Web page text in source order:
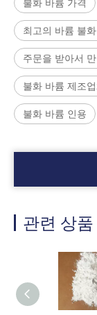
최고의 바륨 불
주문을 받아서
불화 바륨 제조
불화 바륨 인용
관련 상품